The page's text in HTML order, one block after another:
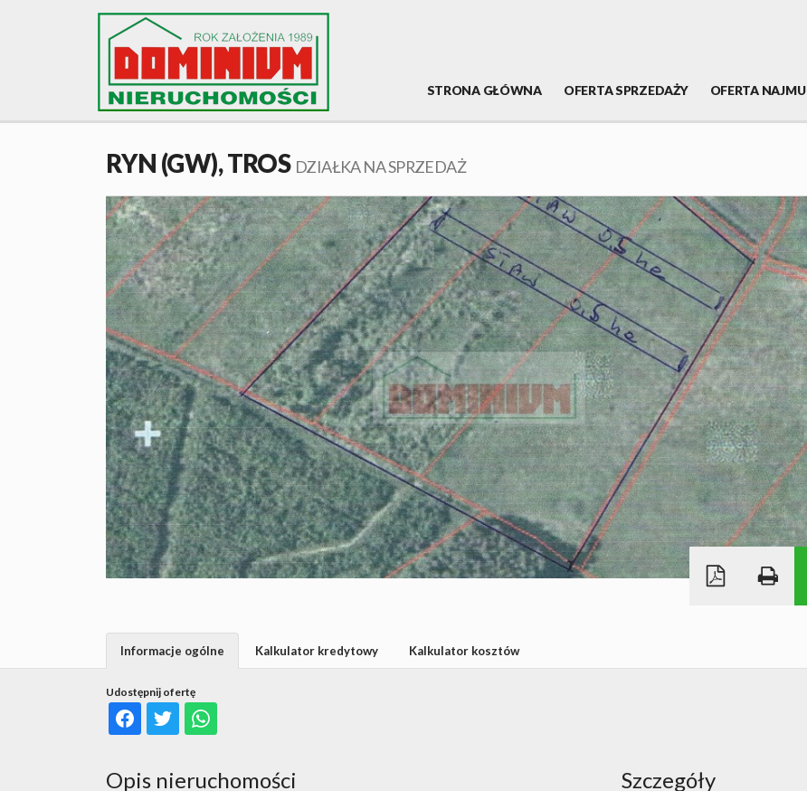
STRONA GŁÓWNA OFERTA SPRZEDAŻY OFERTA NAJMU
RYN (GW),TROS DZIAŁKA NA SPRZEDAŻ
Udostępnij ofertę
Informacje ogólne Kalkulator kredytowy Kalkulator kosztów
Opis nieruchomości Szczegóły